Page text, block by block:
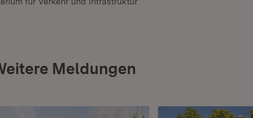
Meldungen